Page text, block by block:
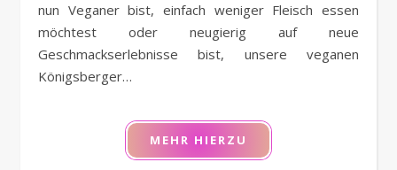
nun Veganer bist, einfach weniger Fleisch essen
möchtest oder neugierig auf neue
Geschmackserlebnisse bist, unsere veganen
Königsberger…
MEHR HIERZU